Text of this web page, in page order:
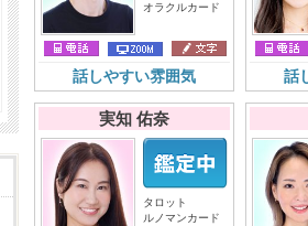
オラクルカード
話しやすい雰囲気 話
実知 佑奈
タロット
ルノマンカード